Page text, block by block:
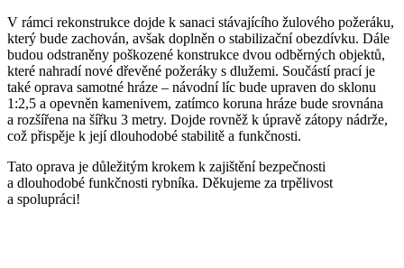
V rámci rekonstrukce dojde k sanaci stávajícího žulového požeráku,
který bude zachován, avšak doplněn o stabilizační obezdívku. Dále
budou odstraněny poškozené konstrukce dvou odběrných objektů,
které nahradí nové dřevěné požeráky s dlužemi. Součástí prací je
také oprava samotné hráze – návodní líc bude upraven do sklonu
1:2,5 a opevněn kamenivem, zatímco koruna hráze bude srovnána
a rozšířena na šířku 3 metry. Dojde rovněž k úpravě zátopy nádrže,
což přispěje k její dlouhodobé stabilitě a funkčnosti.
Tato oprava je důležitým krokem k zajištění bezpečnosti
a dlouhodobé funkčnosti rybníka. Děkujeme za trpělivost
a spolupráci!